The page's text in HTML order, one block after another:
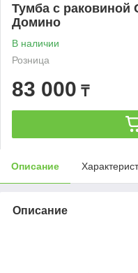
Тумба с раковиной
Домино
В наличии
Розница
83 000 ₸
Описание
Описание